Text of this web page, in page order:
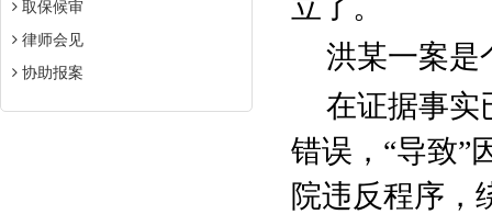
取保候审
律师会见
协助报案
立了。
洪某一案是
在证据事实
错误，“导致”
院违反程序，